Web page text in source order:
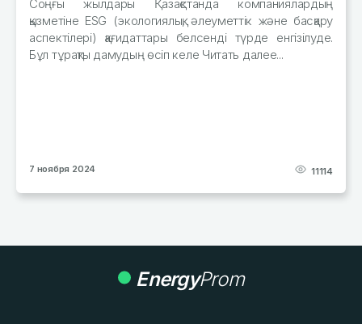
Соңғы жылдары Қазақстанда компаниялардың
қызметіне ESG (экологиялық, әлеуметтік және басқару
аспектілері) қағидаттары белсенді түрде енгізілуде.
Бұл тұрақты дамудың өсіп келе Читать далее...
7 ноября 2024 11114
EnergyProm